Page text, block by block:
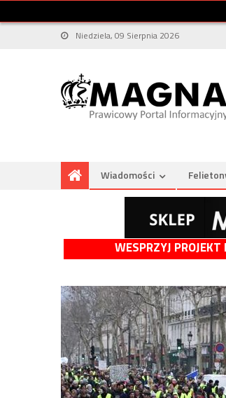
Niedziela, 09 Sierpnia 2026
Wiadomości
WESPRZYJ